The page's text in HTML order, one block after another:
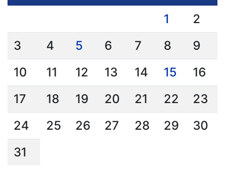
1
2
3
4 5 6 7 8
9
10
11 12 13 14 15
16
17
18 19 20 21 22
23
24
25 26 27 28 29
30
31